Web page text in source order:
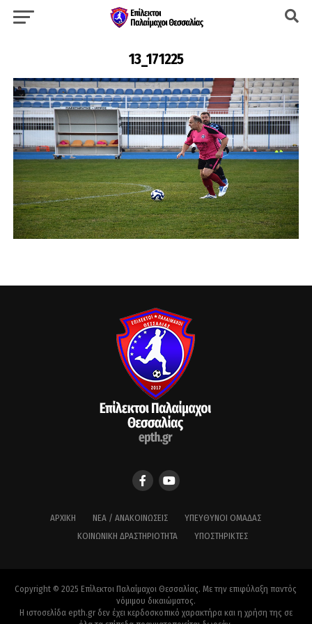
13_171225
ΑΡΧΙΚΉ ΝΈΑ / ΑΝΑΚΟΙΝΏΣΕΙΣ
ΥΠΕΎΘΥΝΟΙ ΟΜΆΔΑΣ
ΚΟΙΝΩΝΙΚΉ ΔΡΑΣΤΗΡΙΌΤΗΤΑ
ΥΠΟΣΤΗΡΙΚΤΈΣ
Copyright © 2025 Επίλεκτοι Παλαίμαχοι Θεσσαλίας. Με την επιφύλαξη παντός
νόμιμου δικαιώματος.
Η ιστοσελίδα epth.gr δεν έχει κερδοσκοπικό χαρακτήρα και η χρήση της σε